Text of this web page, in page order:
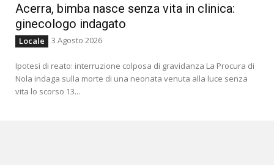
Acerra, bimba nasce senza vita in clinica:
ginecologo indagato
Locale 3 Agosto 2026
Ipotesi di reato: interruzione colposa di gravidanza La Procura di
Nola indaga sulla morte di una neonata venuta alla luce senza
vita lo scorso 13...